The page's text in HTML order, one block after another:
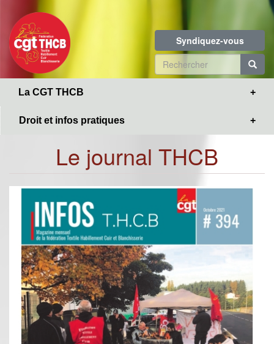
contenu
principal
Syndiquez-vous
Formulaire
de
La CGT THCB
Droit et infos pratiques
Le journal THCB